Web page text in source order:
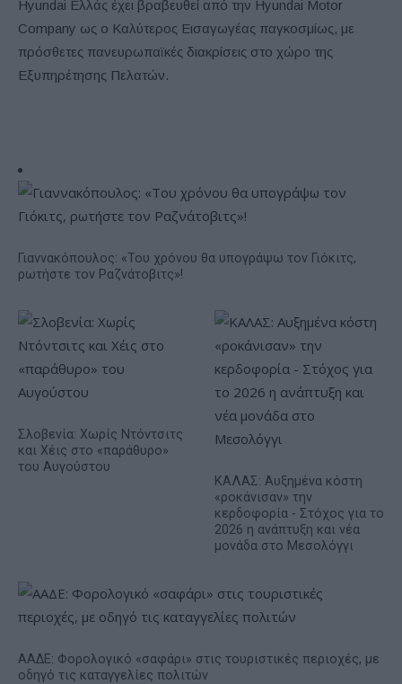
Hyundai Ελλάς έχει βραβευθεί από την Hyundai Motor
Company ως ο Καλύτερος Εισαγωγέας παγκοσμίως, με
πρόσθετες πανευρωπαϊκές διακρίσεις στο χώρο της
Εξυπηρέτησης Πελατών.
Γιαννακόπουλος: «Του χρόνου θα υπογράψω τον Γιόκιτς,
ρωτήστε τον Ραζνάτοβιτς»!
Σλοβενία: Χωρίς Ντόντσιτς
και Χέις στο «παράθυρο»
του Αυγούστου
ΚΑΛΑΣ: Αυξημένα κόστη
«ροκάνισαν» την
κερδοφορία - Στόχος για το
2026 η ανάπτυξη και νέα
μονάδα στο Μεσολόγγι
ΑΑΔΕ: Φορολογικό «σαφάρι» στις τουριστικές περιοχές, με
οδηγό τις καταγγελίες πολιτών